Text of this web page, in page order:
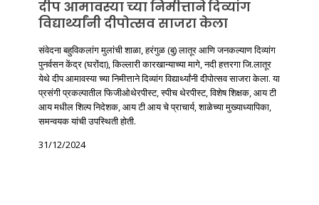
CONTACT
दीप आमावस्या च्या निमीत्ताने दिव्यांग
विद्यार्थ्यांनी दीपोत्सव साजरा केला
संवेदना बहुविकलांग मुलांची शाळा, हरंगुळ (बु) लातूर आणि जनकल्याण दिव्यांग
पुनर्वसन केंद्र (घरोंदा), किल्लारी कारखान्याच्या मागे, नदी हत्तरगा जि.लातूर
येथे दीप आमावस्या च्या निमीत्ताने दिव्यांग विद्यार्थ्यांनी दीपोत्सव साजरा केला. या
प्रसंगी प्रकल्पातील फिजीओथेरपीस्ट, स्पीच थेरपीस्ट, विशेष शिक्षक, आय टी
आय मधील शिल्प निदेशक, आय टी आय चे प्राचार्य, शाळेच्या मुख्याध्यापिका,
समन्वयक यांची उपस्थिती होती.
31/12/2024